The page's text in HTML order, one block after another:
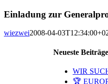
Einladung zur
wiezwei2008-04-
Neueste Beiträge
WIR
🏆